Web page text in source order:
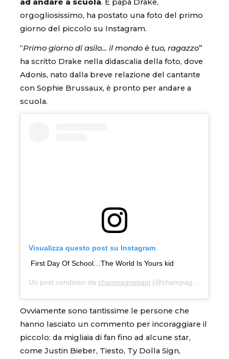
ad andare a scuola. E papà Drake,
orgogliosissimo, ha postato una foto del primo
giorno del piccolo su Instagram.
“Primo giorno di asilo… il mondo è tuo, ragazzo”
ha scritto Drake nella didascalia della foto, dove
Adonis, nato dalla breve relazione del cantante
con Sophie Brussaux, è pronto per andare a
scuola.
Visualizza questo post su Instagram
First Day Of School…The World Is Yours kid
Un post condiviso da champagnepapi (@champagnepapi) in data:
Ovviamente sono tantissime le persone che
hanno lasciato un commento per incoraggiare il
piccolo: da migliaia di fan fino ad alcune star,
come Justin Bieber, Tiesto, Ty Dolla Sign,